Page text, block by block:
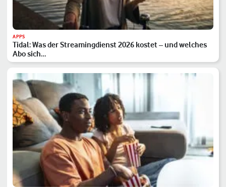
APPS
Tidal: Was der Streamingdienst 2026 kostet – und welches
Abo sich…